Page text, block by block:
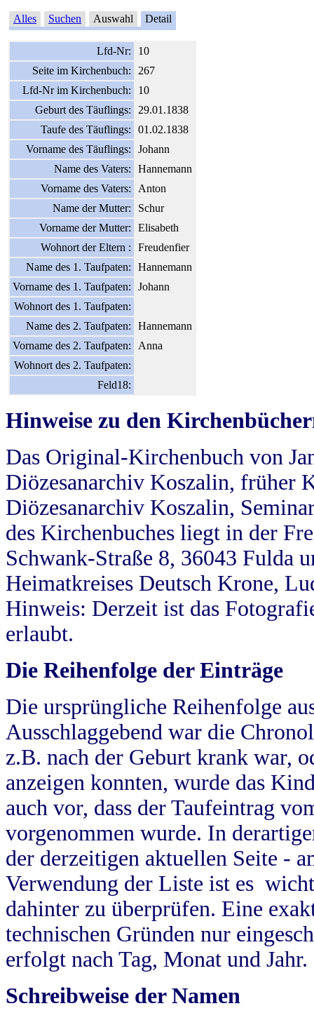
Alles Suchen Auswahl Detail
Lfd-Nr:
10
Seite im Kirchenbuch:
267
Lfd-Nr im Kirchenbuch:
10
Geburt des Täuflings:
29.01.1838
Taufe des Täuflings:
01.02.1838
Vorname des Täuflings:
Johann
Name des Vaters:
Hannemann
Vorname des Vaters:
Anton
Name der Mutter:
Schur
Vorname der Mutter:
Elisabeth
Wohnort der Eltern :
Freudenfier
Name des 1. Taufpaten:
Hannemann
Vorname des 1. Taufpaten:
Johann
Wohnort des 1. Taufpaten:
Name des 2. Taufpaten:
Hannemann
Vorname des 2. Taufpaten:
Anna
Wohnort des 2. Taufpaten:
Feld18:
Hinweise zu den
Das Original-Kirchenbuch von
Diözesanarchiv Koszalin, früher
Diözesanarchiv Koszalin,
des Kirchenbuches liegt in der
Schwank-Straße 8, 36043 Fulda
Heimatkreises Deutsch Krone,
Hinweis: Derzeit ist das
erlaubt.
Die Reihenfolge der Einträge
Die ursprüngliche Reihenfolge
Ausschlaggebend war die
z.B. nach der Geburt krank war,
anzeigen konnten, wurde das
auch vor, dass der Taufeintrag
vorgenommen wurde. In
der derzeitigen aktuellen Seite -
Verwendung der Liste ist es
dahinter zu überprüfen. Eine
technischen Gründen nur
erfolgt nach Tag, Monat und Jahr.
Schreibweise der Namen